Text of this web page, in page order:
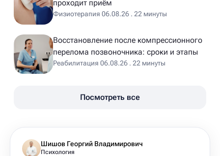
проходит приём
Физиотерапия 06.08.26 . 22 минуты
Восстановление после компрессионного
перелома позвоночника: сроки и этапы
Реабилитация 06.08.26 . 22 минуты
Посмотреть все
Шишов Георгий Владимирович
Психология